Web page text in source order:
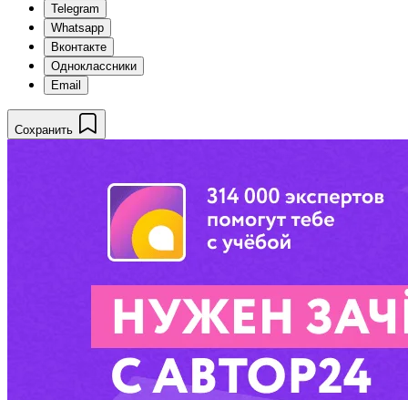
Telegram
Whatsapp
Вконтакте
Одноклассники
Email
Сохранить